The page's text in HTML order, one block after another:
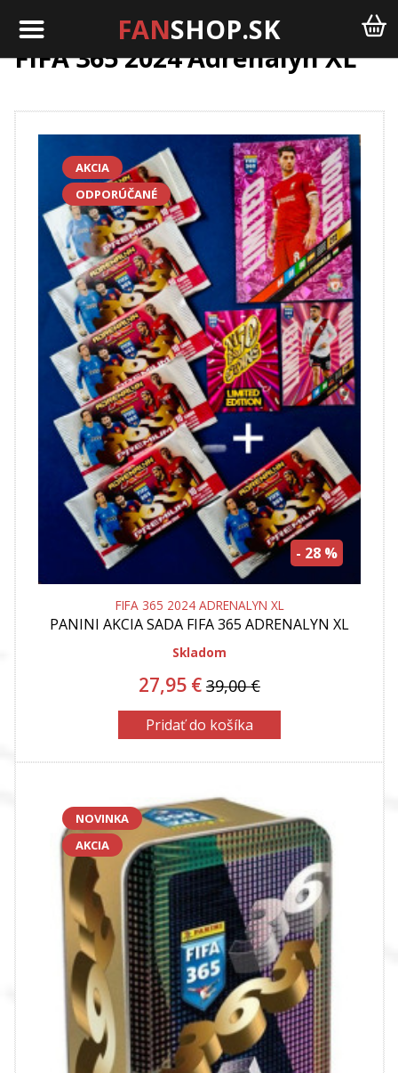
FANSHOP.SK
FIFA 365 2024 Adrenalyn XL
- 28 %
AKCIA
ODPORÚČANÉ
FIFA 365 2024 ADRENALYN XL
PANINIAKCIA SADA FIFA 365 ADRENALYN XL
EDITION + XXL LIMITED GRATIS !!
Skladom
27,95 € 39,00 €
Pridať do košíka
NOVINKA
AKCIA